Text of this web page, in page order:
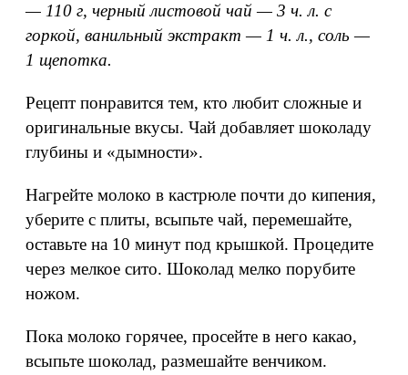
— 110 г, черный листовой чай — 3 ч. л. с
горкой, ванильный экстракт — 1 ч. л., соль —
1 щепотка.
Рецепт понравится тем, кто любит сложные и
оригинальные вкусы. Чай добавляет шоколаду
глубины и «дымности».
Нагрейте молоко в кастрюле почти до кипения,
уберите с плиты, всыпьте чай, перемешайте,
оставьте на 10 минут под крышкой. Процедите
через мелкое сито. Шоколад мелко порубите
ножом.
Пока молоко горячее, просейте в него какао,
всыпьте шоколад, размешайте венчиком.